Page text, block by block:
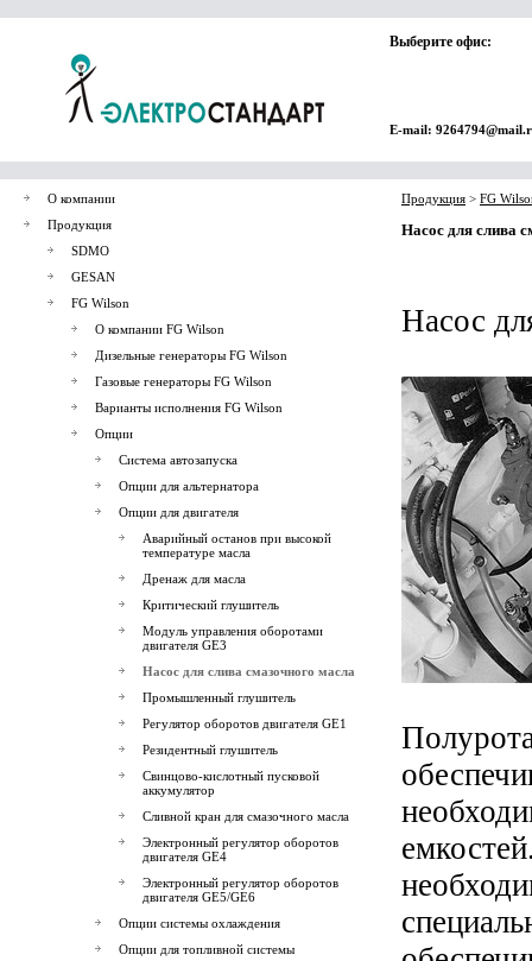
Выберите офис:
E-mail:
О компании
Продукция
SDMO
GESAN
FG Wilson
О компании FG Wilson
Дизельные генераторы FG Wilson
Газовые генераторы FG Wilson
Варианты исполнения FG Wilson
Опции
Система автозапуска
Опции для альтернатора
Опции для двигателя
Аварийный останов при высокой
температуре масла
Дренаж для масла
Критический глушитель
Модуль управления оборотами
двигателя GE3
Насос для слива смазочного масла
Промышленный глушитель
Регулятор оборотов двигателя GE1
Резидентный глушитель
Свинцово-кислотный пусковой
аккумулятор
Сливной кран для смазочного масла
Электронный регулятор оборотов
двигателя GE4
Электронный регулятор оборотов
двигателя GE5/GE6
Опции системы охлаждения
Опции для топливной системы
Продукция > FG
Насос для слива
Насос